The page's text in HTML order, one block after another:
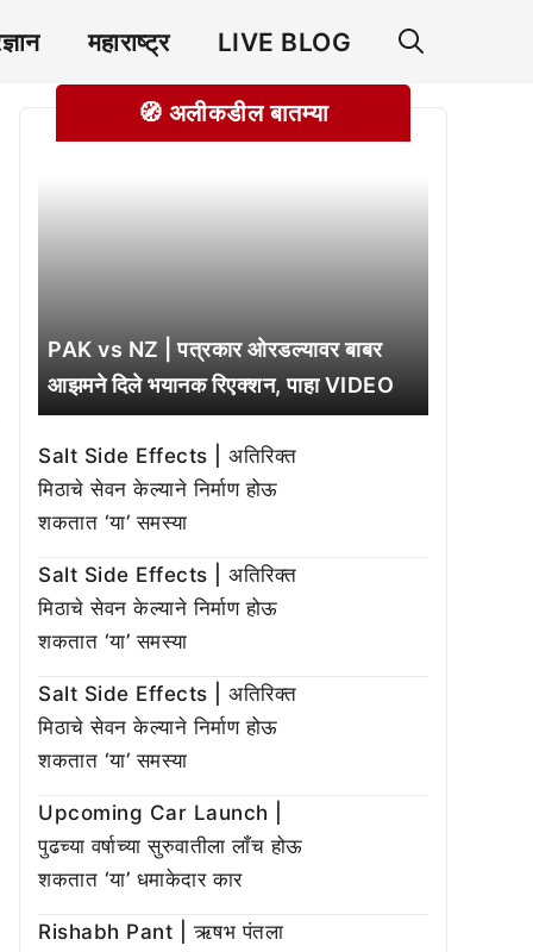
महाराष्ट्र LIVE BLOG
🧭 अलीकडील बातम्या
PAK vs NZ | पत्रकार ओरडल्यावर बाबर
आझमने दिले भयानक रिएक्शन, पाहा VIDEO
Salt Side Effects | अतिरिक्त
मिठाचे सेवन केल्याने निर्माण होऊ
शकतात ‘या’ समस्या
Salt Side Effects | अतिरिक्त
मिठाचे सेवन केल्याने निर्माण होऊ
शकतात ‘या’ समस्या
Salt Side Effects | अतिरिक्त
मिठाचे सेवन केल्याने निर्माण होऊ
शकतात ‘या’ समस्या
Upcoming Car Launch |
पुढच्या वर्षाच्या सुरुवातीला लाँच होऊ
शकतात ‘या’ धमाकेदार कार
Rishabh Pant | ऋषभ पंतला